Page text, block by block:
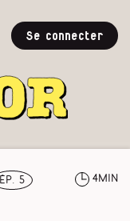
Se connecter
ép. 5 4min